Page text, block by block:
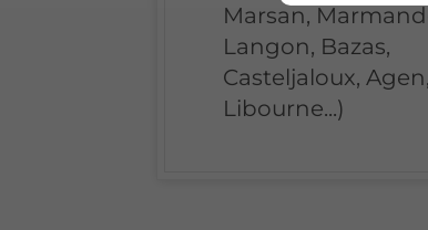
Marsan,
Langon, Bazas,
Casteljaloux, Agen,
Libourne...)